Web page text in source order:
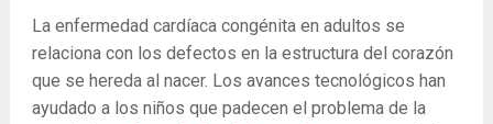
La enfermedad cardíaca congénita en adultos se
relaciona con los defectos en la estructura del corazón
que se hereda al nacer. Los avances tecnológicos han
ayudado a los niños que padecen el problema de la